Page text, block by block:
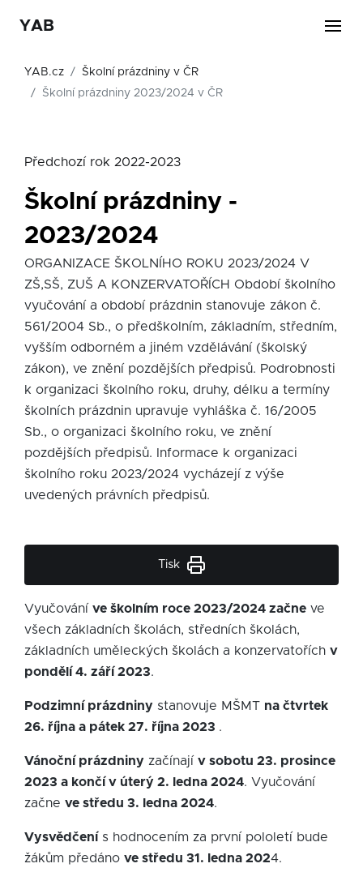
YAB
YAB.cz
Školní prázdniny v ČR
Školní prázdniny 2023/2024 v ČR
Předchozí rok 2022-2023
Školní prázdniny -
2023/2024
ORGANIZACE ŠKOLNÍHO ROKU 2023/2024 V
ZŠ,SŠ, ZUŠ A KONZERVATOŘÍCH Období školního
vyučování a období prázdnin stanovuje zákon č.
561/2004 Sb., o předškolním, základním, středním,
vyšším odborném a jiném vzdělávání (školský
zákon), ve znění pozdějších předpisů. Podrobnosti
k organizaci školního roku, druhy, délku a termíny
školních prázdnin upravuje vyhláška č. 16/2005
Sb., o organizaci školního roku, ve znění
pozdějších předpisů. Informace k organizaci
školního roku 2023/2024 vycházejí z výše
uvedených právních předpisů.
Tisk
Vyučování ve školním roce 2023/2024 začne ve
všech základních školách, středních školách,
základních uměleckých školách a konzervatořích v
pondělí 4. září 2023.
Podzimní prázdniny stanovuje MŠMT na čtvrtek
26. října a pátek 27. října 2023 .
Vánoční prázdniny začínají v sobotu 23. prosince
2023 a končí v úterý 2. ledna 2024. Vyučování
začne ve středu 3. ledna 2024.
Vysvědčení s hodnocením za první pololetí bude
žákům předáno ve středu 31. ledna 2024.